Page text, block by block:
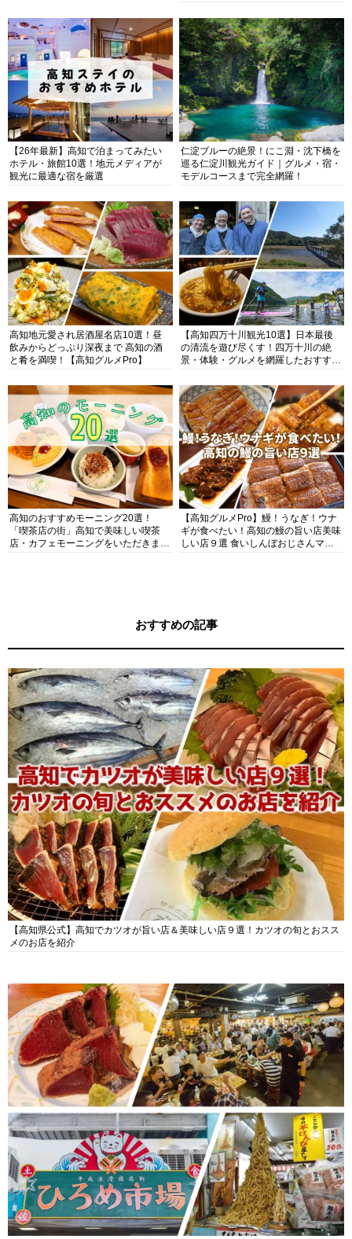
【26年最新】高知で泊まってみたい
ホテル・旅館10選！地元メディアが
観光に最適な宿を厳選
仁淀ブルーの絶景！にこ淵・沈下橋を
巡る仁淀川観光ガイド｜グルメ・宿・
モデルコースまで完全網羅！
高知地元愛され居酒屋名店10選！昼
飲みからどっぷり深夜まで 高知の酒
と肴を満喫！【高知グルメPro】
【高知四万十川観光10選】日本最後
の清流を遊び尽くす！四万十川の絶
景・体験・グルメを網羅したおすすめ
高知のおすすめモーニング20選！
「喫茶店の街」高知で美味しい喫茶
店・カフェモーニングをいただきま
【高知グルメPro】鰻！うなぎ！ウナ
ギが食べたい！高知の鰻の旨い店美味
しい店９選 食いしんぼおじさんマッ
おすすめの記事
【高知県公式】高知でカツオが旨い店＆美味しい店９選！カツオの旬とおスス
メのお店を紹介